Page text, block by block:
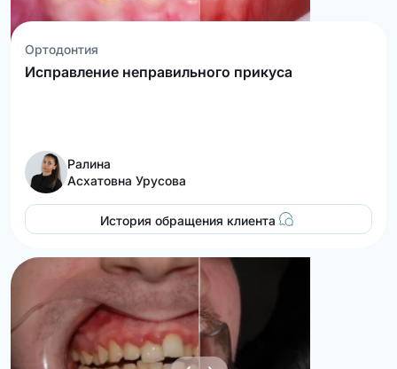
Ортодонтия
Исправление неправильного прикуса
Ралина
Асхатовна Урусова
История обращения клиента